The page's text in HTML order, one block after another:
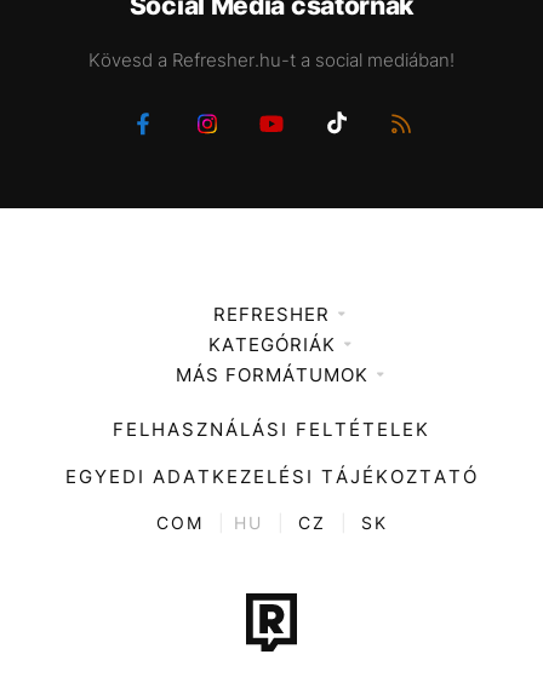
Kövesd a Refresher.hu-t a social mediában!
REFRESHER
Médiaajánlat
KATEGÓRIÁK
Zene
Divat
Kultúra
ENTR
Tech-Tudomány
Sport
MÁS FORMÁTUMOK
FELHASZNÁLÁSI FELTÉTELEK
EGYEDI ADATKEZELÉSI TÁJÉKOZTATÓ
COM HU CZ SK